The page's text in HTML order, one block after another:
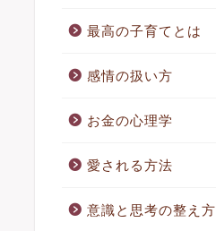
最高の子育てとは
感情の扱い方
お金の心理学
愛される方法
意識と思考の整え方